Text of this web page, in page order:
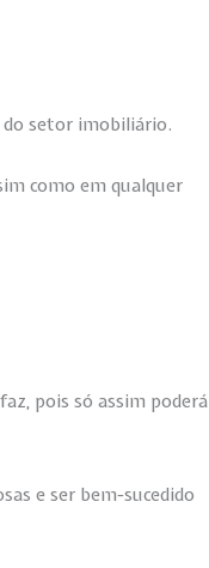
setor imobiliário.
como em qualquer
pois só assim poderá
e ser bem-sucedido